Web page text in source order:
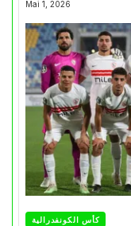
Mai 1, 2026
كأس الكونفدرالية